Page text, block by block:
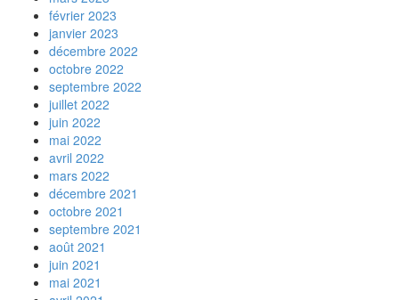
février 2023
janvier 2023
décembre 2022
octobre 2022
septembre 2022
juillet 2022
juin 2022
mai 2022
avril 2022
mars 2022
décembre 2021
octobre 2021
septembre 2021
août 2021
juin 2021
mai 2021